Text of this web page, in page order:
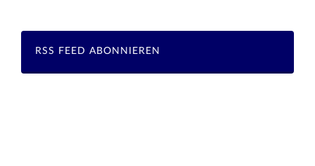
RSS FEED ABONNIEREN